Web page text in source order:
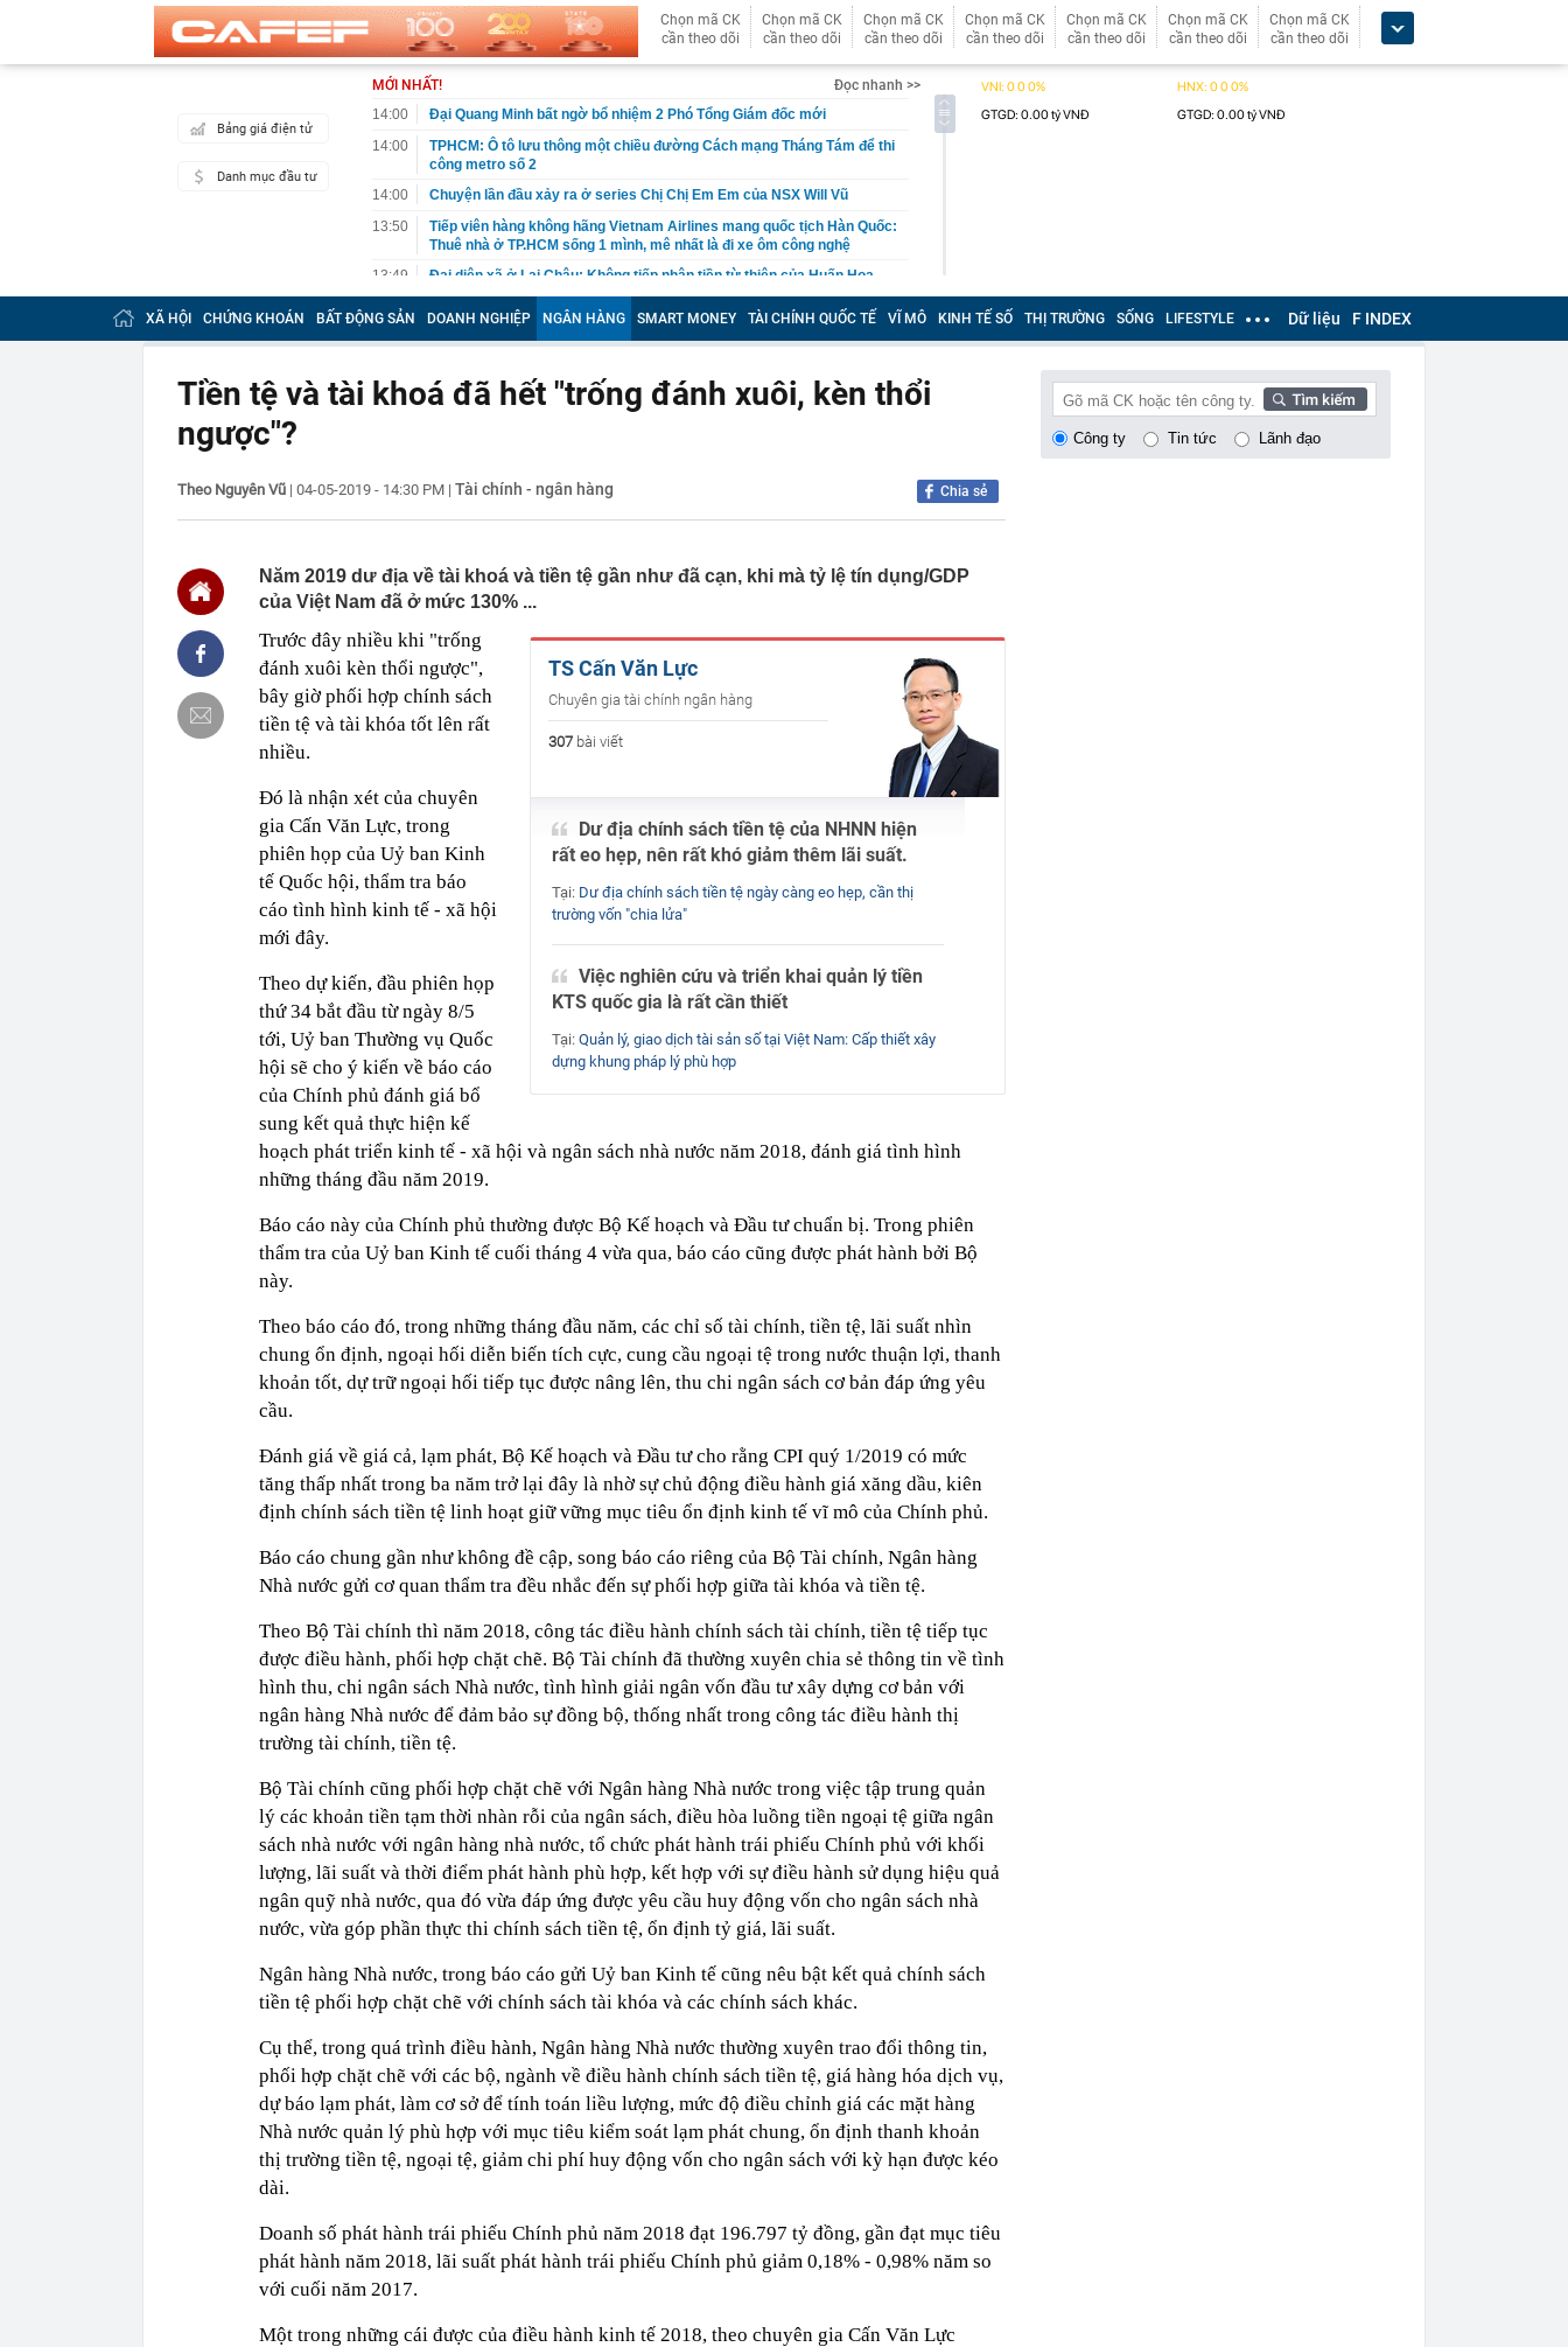
Chọn mã CK
cần theo dõi
Chọn mã CK
cần theo dõi
Chọn mã CK
cần theo dõi
Chọn mã CK
cần theo dõi
Chọn mã CK
cần theo dõi
Chọn mã CK
cần theo dõi
Chọn mã CK
cần theo dõi
Bảng giá điện tử
Danh mục đầu tư
MỚI NHẤT!
Đọc nhanh >>
14:00
Đại Quang Minh bất ngờ bổ nhiệm 2 Phó Tổng Giám đốc mới
14:00
TPHCM: Ô tô lưu thông một chiều đường Cách mạng Tháng Tám để thi
công metro số 2
14:00
Chuyện lần đầu xảy ra ở series Chị Chị Em Em của NSX Will Vũ
13:50
Tiếp viên hàng không hãng Vietnam Airlines mang quốc tịch Hàn Quốc:
Thuê nhà ở TP.HCM sống 1 mình, mê nhất là đi xe ôm công nghệ
13:49
Đại diện xã ở Lai Châu: Không tiếp nhận tiền từ thiện của Huấn Hoa
Hồng, chỉ có 24 bồn nước
13:46
Công an cảnh báo tới tất cả người dân khi làm hộ chiếu online
13:42
"Một thành phố toàn cầu không chỉ được xây bằng những công trình
biểu tượng, mà còn bằng những trải nghiệm khiến du khách muốn
13:42
Digiworld phát hành 2,2 triệu cổ phiếu ESOP
13:40
MIC chốt ngày trả cổ tức bằng tiền mặt tỷ lệ 10%
xuống áp sát Toyota Yaris Cross
13:35
Grab lỗ 1,2 tỷ USD khi làm ngân hàng số
13:34
Từng công bố phát triển gần 61.000 căn nhà ở xã hội, doanh nghiệp
BĐS "khủng" nhất thị trường đang triển khai đến đâu?
13:32
Một doanh nghiệp được giao gần 1,2ha đất tại Long Biên để làm dự án
nhà ở xã hội và thương mại
13:32
Dấu hiệu phát hiện tài khoản Zalo và Facebook đang bị theo dõi từ xa
13:30
Căn nhà ở quê của Vũ Khắc Tiệp
13:26
Danh sách 3.055 lượt phạt nguội trong tháng 7, chủ phương tiện nhanh
chóng nộp phạt theo Nghị định 168
13:23
Tán thành định hướng phân quyền triệt để cho các thành phố là đô thị
đặc biệt
XÃ HỘI CHỨNG KHOÁN BẤT ĐỘNG SẢN DOANH NGHIỆP NGÂN HÀNG SMART MONEY TÀI CHÍNH QUỐC TẾ VĨ MÔ KINH TẾ SỐ THỊ TRƯỜNG SỐNG LIFESTYLE Dữ liệu F INDEX
Tiền tệ và tài khoá đã hết "trống đánh xuôi, kèn thổi
ngược"?
Theo Nguyên Vũ | 04-05-2019 - 14:30 PM | Tài chính - ngân hàng Chia sẻ
Năm 2019 dư địa về tài khoá và tiền tệ gần như đã cạn, khi mà tỷ lệ tín dụng/GDP
của Việt Nam đã ở mức 130% ...
TS Cấn Văn Lực
Chuyên gia tài chính ngân hàng
307 bài viết
Dư địa chính sách tiền tệ của NHNN hiện
rất eo hẹp, nên rất khó giảm thêm lãi suất.
Tại: Dư địa chính sách tiền tệ ngày càng eo hẹp, cần thị
trường vốn "chia lửa"
Việc nghiên cứu và triển khai quản lý tiền
KTS quốc gia là rất cần thiết
Tại: Quản lý, giao dịch tài sản số tại Việt Nam: Cấp thiết xây
dựng khung pháp lý phù hợp
Trước đây nhiều khi "trống
đánh xuôi kèn thổi ngược",
bây giờ phối hợp chính sách
tiền tệ và tài khóa tốt lên rất
nhiều.
Đó là nhận xét của chuyên
gia Cấn Văn Lực, trong
phiên họp của Uỷ ban Kinh
tế Quốc hội, thẩm tra báo
cáo tình hình kinh tế - xã hội
mới đây.
Theo dự kiến, đầu phiên họp
thứ 34 bắt đầu từ ngày 8/5
tới, Uỷ ban Thường vụ Quốc
hội sẽ cho ý kiến về báo cáo
của Chính phủ đánh giá bổ
sung kết quả thực hiện kế
hoạch phát triển kinh tế - xã hội và ngân sách nhà nước năm 2018, đánh giá tình hình
những tháng đầu năm 2019.
Báo cáo này của Chính phủ thường được Bộ Kế hoạch và Đầu tư chuẩn bị. Trong phiên
thẩm tra của Uỷ ban Kinh tế cuối tháng 4 vừa qua, báo cáo cũng được phát hành bởi Bộ
này.
Theo báo cáo đó, trong những tháng đầu năm, các chỉ số tài chính, tiền tệ, lãi suất nhìn
chung ổn định, ngoại hối diễn biến tích cực, cung cầu ngoại tệ trong nước thuận lợi, thanh
khoản tốt, dự trữ ngoại hối tiếp tục được nâng lên, thu chi ngân sách cơ bản đáp ứng yêu
cầu.
Đánh giá về giá cả, lạm phát, Bộ Kế hoạch và Đầu tư cho rằng CPI quý 1/2019 có mức
tăng thấp nhất trong ba năm trở lại đây là nhờ sự chủ động điều hành giá xăng dầu, kiên
định chính sách tiền tệ linh hoạt giữ vững mục tiêu ổn định kinh tế vĩ mô của Chính phủ.
Báo cáo chung gần như không đề cập, song báo cáo riêng của Bộ Tài chính, Ngân hàng
Nhà nước gửi cơ quan thẩm tra đều nhắc đến sự phối hợp giữa tài khóa và tiền tệ.
Theo Bộ Tài chính thì năm 2018, công tác điều hành chính sách tài chính, tiền tệ tiếp tục
được điều hành, phối hợp chặt chẽ. Bộ Tài chính đã thường xuyên chia sẻ thông tin về tình
hình thu, chi ngân sách Nhà nước, tình hình giải ngân vốn đầu tư xây dựng cơ bản với
ngân hàng Nhà nước để đảm bảo sự đồng bộ, thống nhất trong công tác điều hành thị
trường tài chính, tiền tệ.
Bộ Tài chính cũng phối hợp chặt chẽ với Ngân hàng Nhà nước trong việc tập trung quản
lý các khoản tiền tạm thời nhàn rỗi của ngân sách, điều hòa luồng tiền ngoại tệ giữa ngân
sách nhà nước với ngân hàng nhà nước, tổ chức phát hành trái phiếu Chính phủ với khối
lượng, lãi suất và thời điểm phát hành phù hợp, kết hợp với sự điều hành sử dụng hiệu quả
ngân quỹ nhà nước, qua đó vừa đáp ứng được yêu cầu huy động vốn cho ngân sách nhà
nước, vừa góp phần thực thi chính sách tiền tệ, ổn định tỷ giá, lãi suất.
Ngân hàng Nhà nước, trong báo cáo gửi Uỷ ban Kinh tế cũng nêu bật kết quả chính sách
tiền tệ phối hợp chặt chẽ với chính sách tài khóa và các chính sách khác.
Cụ thể, trong quá trình điều hành, Ngân hàng Nhà nước thường xuyên trao đổi thông tin,
phối hợp chặt chẽ với các bộ, ngành về điều hành chính sách tiền tệ, giá hàng hóa dịch vụ,
dự báo lạm phát, làm cơ sở để tính toán liều lượng, mức độ điều chỉnh giá các mặt hàng
Nhà nước quản lý phù hợp với mục tiêu kiểm soát lạm phát chung, ổn định thanh khoản
thị trường tiền tệ, ngoại tệ, giảm chi phí huy động vốn cho ngân sách với kỳ hạn được kéo
dài.
Doanh số phát hành trái phiếu Chính phủ năm 2018 đạt 196.797 tỷ đồng, gần đạt mục tiêu
phát hành năm 2018, lãi suất phát hành trái phiếu Chính phủ giảm 0,18% - 0,98% năm so
với cuối năm 2017.
Một trong những cái được của điều hành kinh tế 2018, theo chuyên gia Cấn Văn Lực
Công ty Tin tức Lãnh đạo